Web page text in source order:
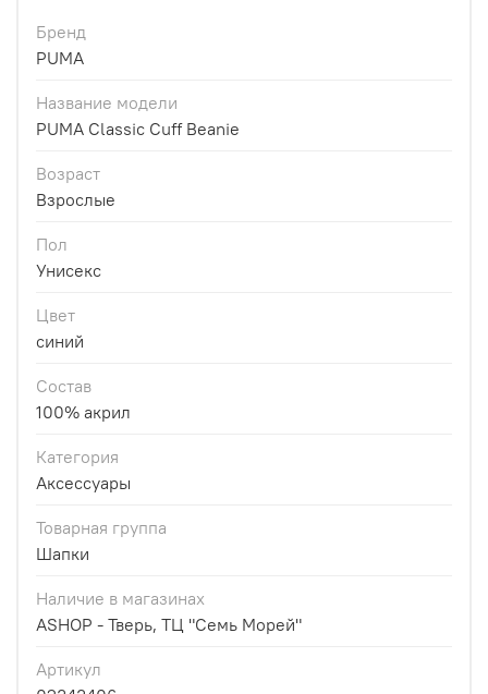
Бренд
PUMA
Название модели
PUMA Classic Cuff Beanie
Возраст
Взрослые
Пол
Унисекс
Цвет
синий
Состав
100% акрил
Категория
Аксессуары
Товарная группа
Шапки
Наличие в магазинах
ASHOP - Тверь, ТЦ "Семь Морей"
Артикул